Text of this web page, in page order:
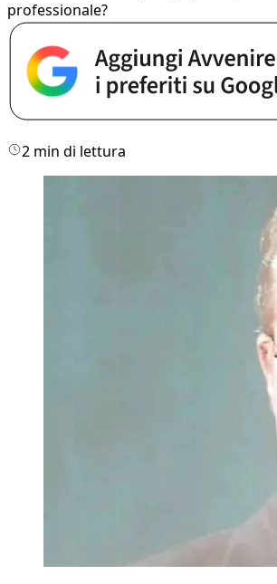
professionale?
2 min di lettura